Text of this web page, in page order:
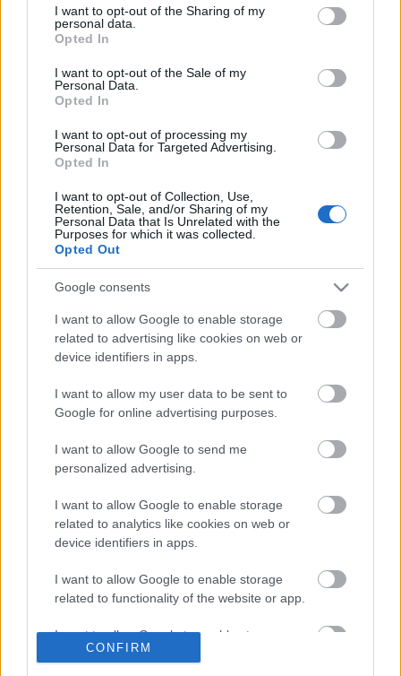
not limited to your visit or usage behaviour. You may click to
grant or deny consent to Google and its third-party tags to
use your data for below specified purposes in below Google
consent section.
I want to opt-out of the Sharing of my
personal data.
Opted In
I want to opt-out of the Sale of my
Personal Data.
Opted In
I want to opt-out of processing my
Personal Data for Targeted Advertising.
Opted In
I want to opt-out of Collection, Use,
Retention, Sale, and/or Sharing of my
Personal Data that Is Unrelated with the
Purposes for which it was collected.
Opted Out
Google consents
I want to allow Google to enable storage
related to advertising like cookies on web or
device identifiers in apps.
I want to allow my user data to be sent to
Google for online advertising purposes.
I want to allow Google to send me
personalized advertising.
I want to allow Google to enable storage
related to analytics like cookies on web or
device identifiers in apps.
I want to allow Google to enable storage
related to functionality of the website or app.
I want to allow Google to enable storage
related to personalization.
CONFIRM
kiemelte, hogy a 26 tagú énekkar és az operaházi
zenekar, illetve az Orfeo Zenekar kisegítő zenészei
Vashegyi György
voltak a sikernek. Mint hozzáfűzte: az előadás
hírnevet szerzett a majd 200 éves magyar
operajátszásnak.
Káel Csabaelmondta, hogy korábban egy
nemzetközi tanácskozáson váltottak szót
Ahmed
Abouzahra művészeti tanácsadóval az akkor még
megnyitás előtt álló maszkati operaház és a
Művészetek Palotája közti együttműködés jövőjéről.
A tárgyalások fonalát vasárnap délelőtt a maszkati
operaház művészeti és produkciós vezetőjével vették
fel ismét. A megbeszélések alapján kilátásban van
egy új, és akár nagyobb turnéra indítható produkció
Magyar Állami
Operaházzalkoprodukcióban.
A Maszkati Királyi Operaház (ROHM) első előadása
Puccini Turandotja volt október 12-én. A rendező,
Franco Zeffirelli
az Arena Verona Alapítvány
közvetítésével állította színpadra az operát a
vadonatúj házban. Az előadást
Plácido Domingo
vezényelte. A Magyar Állami Operaház Szöktetés a
szerájbólelőadása az operaház negyedik
Ajánlott bejegyzések: